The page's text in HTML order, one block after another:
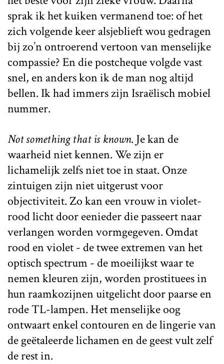
sprak ik het kuiken vermanend toe: of het
zich volgende keer alsjeblieft wou gedragen
bij zo’n ontroerend vertoon van menselijke
compassie? En die postcheque volgde vast
snel, en anders kon ik de man nog altijd
bellen. Ik had immers zijn Israëlisch mobiel
nummer.
Not something that is known. Je kan de
waarheid niet kennen. We zijn er
lichamelijk zelfs niet toe in staat. Onze
zintuigen zijn niet uitgerust voor
objectiviteit. Zo kan een vrouw in violet-
rood licht door eenieder die passeert naar
verlangen worden vormgegeven. Omdat
rood en violet - de twee extremen van het
optisch spectrum - de moeilijkst waar te
nemen kleuren zijn, worden prostituees in
hun raamkozijnen uitgelicht door paarse en
rode TL-lampen. Het menselijke oog
ontwaart enkel contouren en de lingerie van
de geëtaleerde lichamen en de geest vult zelf
de rest in.